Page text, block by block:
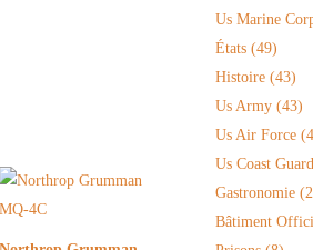
Us Marine
États (49)
Histoire (43)
Us Army (43)
Us Air Force
Us Coast Guard
Gastronomie
Bâtiment